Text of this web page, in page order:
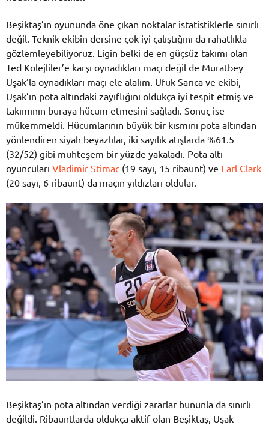
Beşiktaş’ın oyununda öne çıkan noktalar istatistiklerle sınırlı
değil. Teknik ekibin dersine çok iyi çalıştığını da rahatlıkla
gözlemleyebiliyoruz. Ligin belki de en güçsüz takımı olan
Ted Kolejliler’e karşı oynadıkları maçı değil de Muratbey
Uşak’la oynadıkları maçı ele alalım. Ufuk Sarıca ve ekibi,
Uşak’ın pota altındaki zayıflığını oldukça iyi tespit etmiş ve
takımının buraya hücum etmesini sağladı. Sonuç ise
mükemmeldi. Hücumlarının büyük bir kısmını pota altından
yönlendiren siyah beyazlılar, iki sayılık atışlarda %61.5
(32/52) gibi muhteşem bir yüzde yakaladı. Pota altı
oyuncuları Vladimir Stimac (19 sayı, 15 ribaunt) ve Earl Clark
(20 sayı, 6 ribaunt) da maçın yıldızları oldular.
Beşiktaş’ın pota altından verdiği zararlar bununla da sınırlı
değildi. Ribauntlarda oldukça aktif olan Beşiktaş, Uşak